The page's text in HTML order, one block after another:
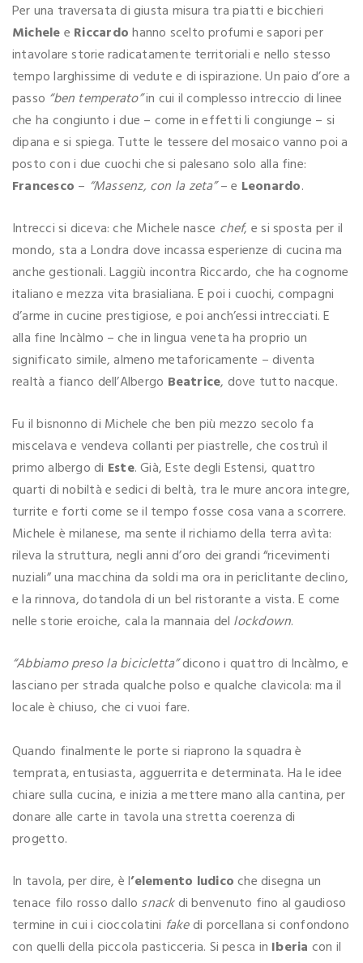
Per una traversata di giusta misura tra piatti e bicchieri
Michelee Riccardohanno scelto profumi e sapori per
intavolare storie radicatamente territoriali e nello stesso
tempo larghissime di vedute e di ispirazione. Un paio d’ore a
passo “ben temperato”in cui il complesso intreccio di linee
che ha congiunto i due – come in effetti li congiunge – si
dipana e si spiega. Tutte le tessere del mosaico vanno poi a
posto con i due cuochi che si palesano solo alla fine:
Francesco – “Massenz, con la zeta”– e Leonardo.
Intrecci si diceva: che Michele nasce chef, e si sposta per il
mondo, sta a Londra dove incassa esperienze di cucina ma
anche gestionali. Laggiù incontra Riccardo, che ha cognome
italiano e mezza vita brasialiana. E poi i cuochi, compagni
d’arme in cucine prestigiose, e poi anch’essi intrecciati. E
alla fine Incàlmo – che in lingua veneta ha proprio un
significato simile, almeno metaforicamente – diventa
realtà a fianco dell’Albergo Beatrice, dove tutto nacque.
Fu il bisnonno di Michele che ben più mezzo secolo fa
miscelava e vendeva collanti per piastrelle, che costruì il
primo albergo di Este. Già, Este degli Estensi, quattro
quarti di nobiltà e sedici di beltà, tra le mure ancora integre,
turrite e forti come se il tempo fosse cosa vana a scorrere.
Michele è milanese, ma sente il richiamo della terra avìta:
rileva la struttura, negli anni d’oro dei grandi “ricevimenti
nuziali” una macchina da soldi ma ora in periclitante declino,
e la rinnova, dotandola di un bel ristorante a vista. E come
nelle storie eroiche, cala la mannaia del lockdown.
“Abbiamo preso la bicicletta”dicono i quattro di Incàlmo, e
lasciano per strada qualche polso e qualche clavicola: ma il
locale è chiuso, che ci vuoi fare.
Quando finalmente le porte si riaprono la squadra è
temprata, entusiasta, agguerrita e determinata. Ha le idee
chiare sulla cucina, e inizia a mettere mano alla cantina, per
donare alle carte in tavola una stretta coerenza di
progetto.
In tavola, per dire, è l’elemento ludicoche disegna un
tenace filo rosso dallo snackdi benvenuto fino al gaudioso
termine in cui i cioccolatini fakedi porcellana si confondono
con quelli della piccola pasticceria. Si pesca in Iberia con il